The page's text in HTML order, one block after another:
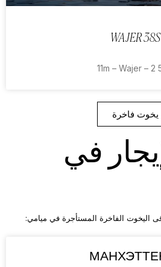
WAJER 38S
11m – Wajer – 2
يخوت فاخرة
في
اليخوت الفاخرة المستأجرة في ميامي: